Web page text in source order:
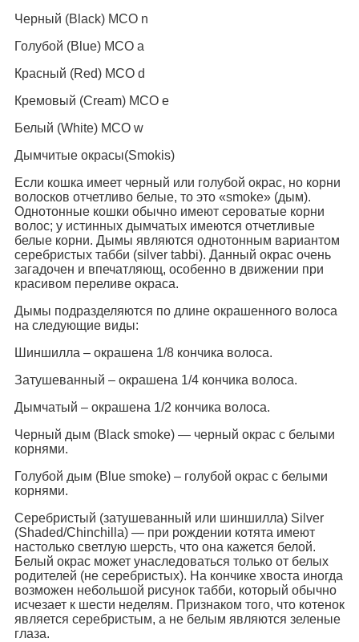
Черный (Black) MCO n
Голубой (Blue) MCO a
Красный (Red) MCO d
Кремовый (Cream) MCO e
Белый (White) MCO w
Дымчитые окрасы(Smokis)
Если кошка имеет черный или голубой окрас, но корни
волосков отчетливо белые, то это «smoke» (дым).
Однотонные кошки обычно имеют сероватые корни
волос; у истинных дымчатых имеются отчетливые
белые корни. Дымы являются однотонным вариантом
серебристых табби (silver tabbi). Данный окрас очень
загадочен и впечатляющ, особенно в движении при
красивом переливе окраса.
Дымы подразделяются по длине окрашенного волоса
на следующие виды:
Шиншилла – окрашена 1/8 кончика волоса.
Затушеванный – окрашена 1/4 кончика волоса.
Дымчатый – окрашена 1/2 кончика волоса.
Черный дым (Black smoke) — черный окрас с белыми
корнями.
Голубой дым (Blue smoke) – голубой окрас с белыми
корнями.
Серебристый (затушеванный или шиншилла) Silver
(Shaded/Chinchilla) — при рождении котята имеют
настолько светлую шерсть, что она кажется белой.
Белый окрас может унаследоваться только от белых
родителей (не серебристых). На кончике хвоста иногда
возможен небольшой рисунок табби, который обычно
исчезает к шести неделям. Признаком того, что котенок
является серебристым, а не белым являются зеленые
глаза.